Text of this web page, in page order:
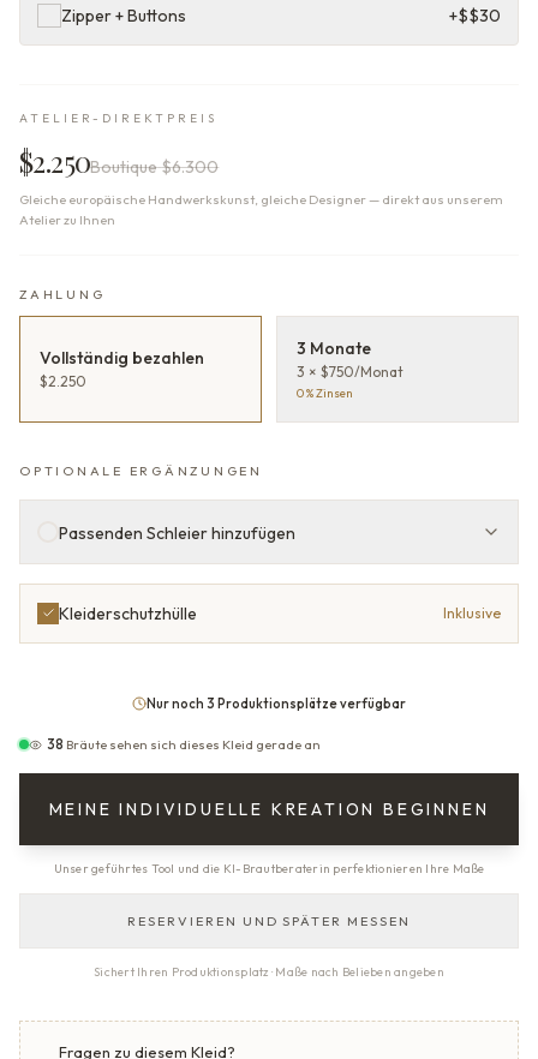
Zipper + Buttons +$$30
ATELIER-DIREKTPREIS
$2.250Boutique$6.300
Gleiche europäische Handwerkskunst, gleiche Designer — direkt aus unserem
Atelier zu Ihnen
ZAHLUNG
Vollständig bezahlen
$2.250
3 Monate
3 × $750/Monat
0 % Zinsen
OPTIONALE ERGÄNZUNGEN
Passenden Schleier hinzufügen
Kleiderschutzhülle Inklusive
Nur noch 3 Produktionsplätze verfügbar
38 Bräute sehen sich dieses Kleid gerade an
MEINE INDIVIDUELLE KREATION BEGINNEN
Unser geführtes Tool und die KI-Brautberaterin perfektionieren Ihre Maße
RESERVIEREN UND SPÄTER MESSEN
Sichert Ihren Produktionsplatz · Maße nach Belieben angeben
Fragen zu diesem Kleid?